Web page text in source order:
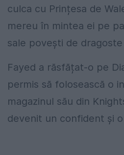
culca cu Prințesa de
mereu în mintea ei pe
sale povești de
Fayed a răsfățat-o pe
permis să folosească o
magazinul său din
devenit un confident și